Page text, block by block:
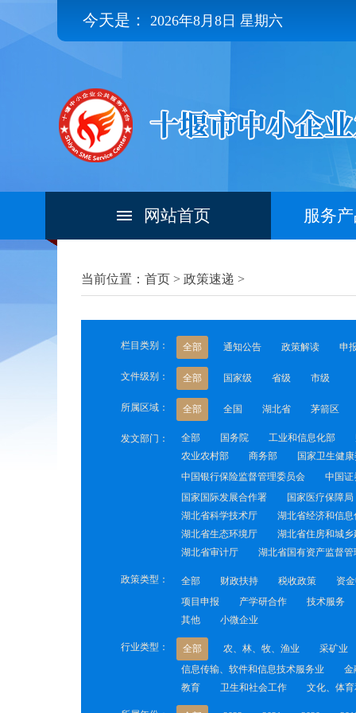
今天是： 2026年8月8日 星期六
网站首页 服务
当前位置：首页 > 政策速递 >
栏目类别： 全部 通知公告 政策解读 申
文件级别： 全部 国家级 省级 市级
所属区域： 全部 全国 湖北省 茅箭区
发文部门： 全部 国务院 工业和信息化部
农业农村部
商务部 国家卫生健
中国银行保险监督管理委员会
中国证
国家国际发展合作署
国家医疗保障局
湖北省科学技术厅
湖北省经济和信息
湖北省生态环境厅
湖北省住房和城乡
湖北省审计厅
湖北省国有资产监督管
政策类型： 全部 财政扶持 税收政策 资
项目申报
产学研合作 技术服务
其他
小微企业
行业类型： 全部 农、林、牧、渔业 采矿业
信息传输、软件和信息技术服务业
金
教育
卫生和社会工作 文化、体